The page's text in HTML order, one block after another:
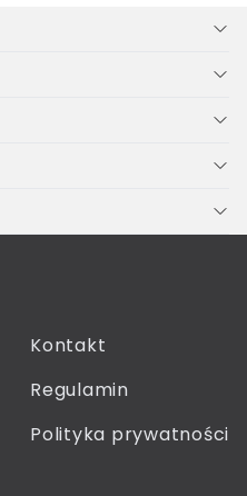
Kontakt
Regulamin
Polityka prywatności